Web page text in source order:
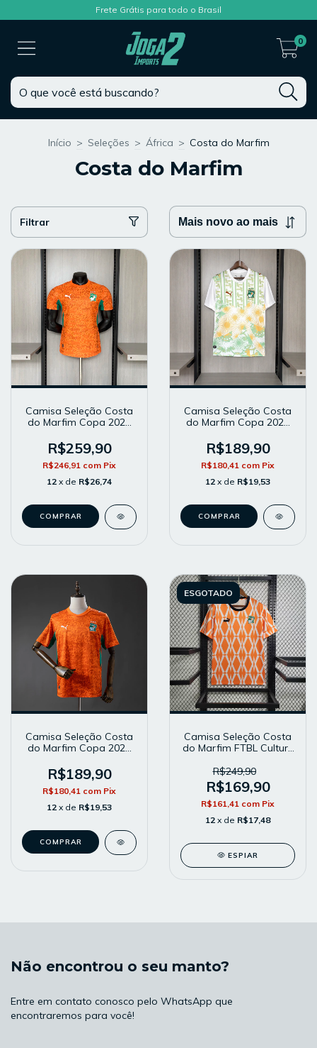
Frete Grátis para todo o Brasil
0
Início > Seleções > África > Costa do Marfim
Costa do Marfim
Filtrar
Camisa Seleção Costa
do Marfim Copa 2026
Modelo Player - Laranja
R$259,90
R$246,91 com Pix
12 x de R$26,74
COMPRAR
Camisa Seleção Costa
do Marfim Copa 2026
Modelo Torcedor -
Branca
R$189,90
R$180,41 com Pix
12 x de R$19,53
COMPRAR
Camisa Seleção Costa
do Marfim Copa 2026
Modelo Torcedor -
Laranja
R$189,90
R$180,41 com Pix
12 x de R$19,53
COMPRAR
ESGOTADO
Camisa Seleção Costa
do Marfim FTBL Culture
Torcedor - Laranja
R$249,90
R$169,90
R$161,41 com Pix
12 x de R$17,48
ESPIAR
Não encontrou o seu manto?
Entre em contato conosco pelo WhatsApp que
encontraremos para você!